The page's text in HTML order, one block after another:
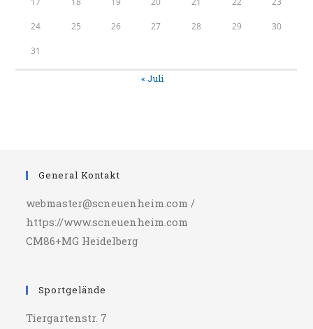
24 25 26 27 28 29 30
31
« Juli
General Kontakt
webmaster@scneuenheim.com /
https://www.scneuenheim.com
CM86+MG Heidelberg
Sportgelände
Tiergartenstr. 7